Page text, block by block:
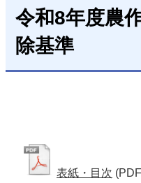
令和8年度農
除基準
表紙・目次